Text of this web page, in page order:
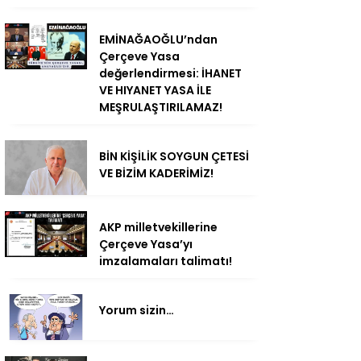
EMİNAĞAOĞLU’ndan
Çerçeve Yasa
değerlendirmesi: İHANET
VE HIYANET YASA İLE
MEŞRULAŞTIRILAMAZ!
BİN KİŞİLİK SOYGUN ÇETESİ
VE BİZİM KADERİMİZ!
AKP milletvekillerine
Çerçeve Yasa’yı
imzalamaları talimatı!
Yorum sizin…